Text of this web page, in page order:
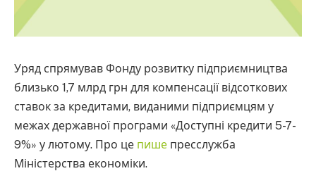
Уряд спрямував Фонду розвитку підприємництва
близько 1,7 млрд грн для компенсації відсоткових
ставок за кредитами, виданими підприємцям у
межах державної програми «Доступні кредити 5-7-
9%» у лютому. Про це пише пресслужба
Міністерства економіки.